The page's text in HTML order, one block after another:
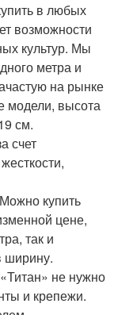
в любых
возможности
культур. Мы
метра и
на рынке
модели, высота
см.
счет
купить
цене,
так и
ширину.
не нужно
и крепежи.